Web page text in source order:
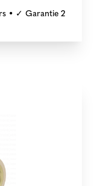
• ✓ Garantie 2